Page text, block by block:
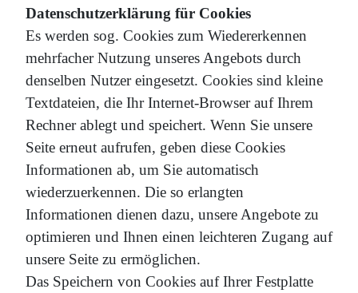
Datenschutzerklärung für Cookies
Es werden sog. Cookies zum Wiedererkennen
mehrfacher Nutzung unseres Angebots durch
denselben Nutzer eingesetzt. Cookies sind kleine
Textdateien, die Ihr Internet-Browser auf Ihrem
Rechner ablegt und speichert. Wenn Sie unsere
Seite erneut aufrufen, geben diese Cookies
Informationen ab, um Sie automatisch
wiederzuerkennen. Die so erlangten
Informationen dienen dazu, unsere Angebote zu
optimieren und Ihnen einen leichteren Zugang auf
unsere Seite zu ermöglichen.
Das Speichern von Cookies auf Ihrer Festplatte